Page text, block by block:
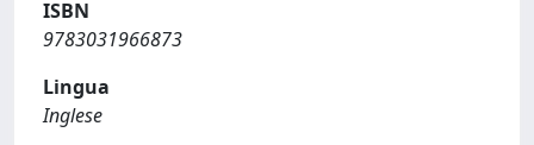
ISBN
9783031966873
Lingua
Inglese